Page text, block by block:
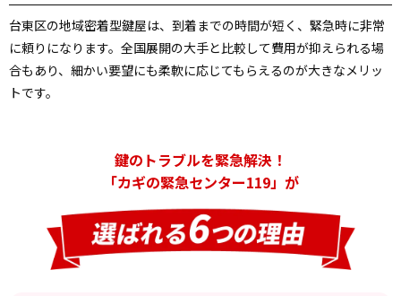
台東区の地域密着型鍵屋は、到着までの時間が短く、緊急時に非常
に頼りになります。全国展開の大手と比較して費用が抑えられる場
合もあり、細かい要望にも柔軟に応じてもらえるのが大きなメリッ
トです。
鍵のトラブルを緊急解決！
「カギの緊急センター119」が